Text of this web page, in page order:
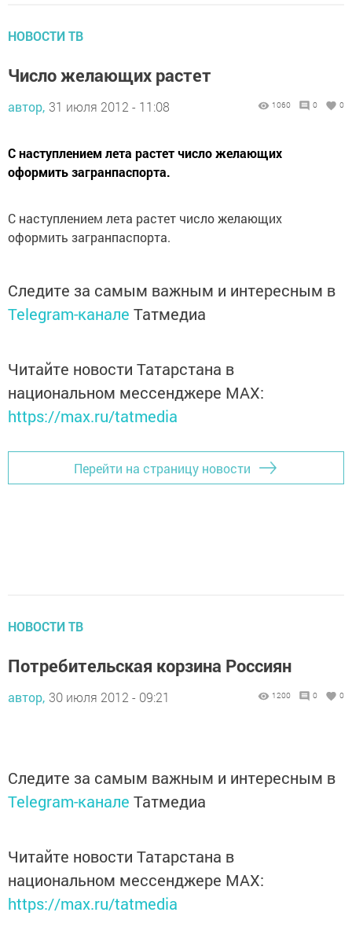
НОВОСТИ ТВ
Число желающих растет
автор, 31 июля 2012 - 11:08 1060 0 0
С наступлением лета растет число желающих
оформить загранпаспорта.
С наступлением лета растет число желающих
оформить загранпаспорта.
Следите за самым важным и интересным в
Telegram-канале Татмедиа
Читайте новости Татарстана в
национальном мессенджере MАХ:
https://max.ru/tatmedia
Перейти на страницу новости
НОВОСТИ ТВ
Потребительская корзина Россиян
автор, 30 июля 2012 - 09:21 1200 0 0
Следите за самым важным и интересным в
Telegram-канале Татмедиа
Читайте новости Татарстана в
национальном мессенджере MАХ:
https://max.ru/tatmedia